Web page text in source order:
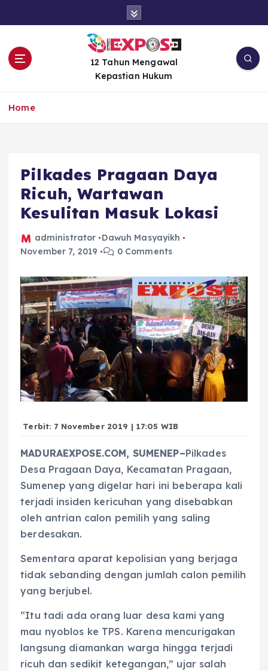
12 Tahun Mengawal
Kepastian Hukum
Home
Pilkades Pragaan Daya
Ricuh, Wartawan
Kesulitan Masuk Lokasi
administrator
Dawuh Masyayikh
November 7, 2019
0 Comments
Terbit: 7 November 2019 | 17:05 WIB
MADURAEXPOSE.COM, SUMENEP–Pilkades
Desa Pragaan Daya, Kecamatan Pragaan,
Sumenep yang digelar hari ini beberapa kali
terjadi insiden kericuhan yang disebabkan
oleh antrian calon pemilih yang saling
berdesakan.
Sementara aparat kepolisian yang berjaga
tidak sebanding dengan jumlah calon pemilih
yang berjubel.
“Itu tadi ada orang luar desa kami yang
mau nyoblos ke TPS. Karena mencurigakan
langsung diamankan warga hingga terjadi
ricuh dan sedikit ketegangan,” ujar salah